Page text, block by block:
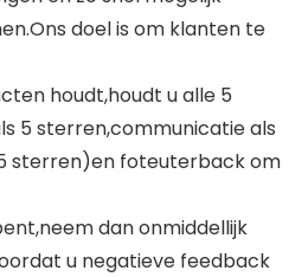
doel is om klanten te
houdt,houdt u alle 5
5 sterren,communicatie als
sterren)en foteuterback om
dan onmiddellijk
u negatieve feedback